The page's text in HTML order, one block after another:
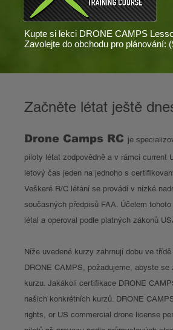
Kupte si lekci DRONE CAMPS
Zavolejte do obchodu pro plánování:
Začněte létat ještě
Drone Camps RC je
piloty létat zodpovědně a v rámci current
letový čas jeden na jednoho s
Veškeré R/C létání se provádí v nízké
současných předpisů FAA. Účelem
létal a operoval podle platných zákonů
Níže uvedené kurzy zahrnují dobu ve
DRONE CAMPS, požadujeme, abyste
kurzu. Jakákoli certifikace DRONE
našich konkrétních kurzů. DRONE
rights, or US commercial drone license